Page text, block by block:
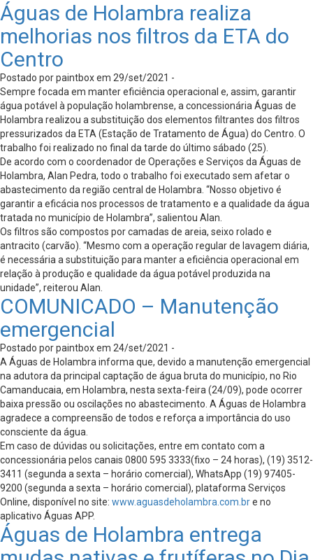
Águas de Holambra realiza
melhorias nos filtros da ETA do
Centro
Postado por paintbox em 29/set/2021 -
Sempre focada em manter eficiência operacional e, assim, garantir
água potável à população holambrense, a concessionária Águas de
Holambra realizou a substituição dos elementos filtrantes dos filtros
pressurizados da ETA (Estação de Tratamento de Água) do Centro. O
trabalho foi realizado no final da tarde do último sábado (25).
De acordo com o coordenador de Operações e Serviços da Águas de
Holambra, Alan Pedra, todo o trabalho foi executado sem afetar o
abastecimento da região central de Holambra. “Nosso objetivo é
garantir a eficácia nos processos de tratamento e a qualidade da água
tratada no município de Holambra”, salientou Alan.
Os filtros são compostos por camadas de areia, seixo rolado e
antracito (carvão). “Mesmo com a operação regular de lavagem diária,
é necessária a substituição para manter a eficiência operacional em
relação à produção e qualidade da água potável produzida na
unidade”, reiterou Alan.
COMUNICADO – Manutenção
emergencial
Postado por paintbox em 24/set/2021 -
A Águas de Holambra informa que, devido a manutenção emergencial
na adutora da principal captação de água bruta do município, no Rio
Camanducaia, em Holambra, nesta sexta-feira (24/09), pode ocorrer
baixa pressão ou oscilações no abastecimento. A Águas de Holambra
agradece a compreensão de todos e reforça a importância do uso
consciente da água.
Em caso de dúvidas ou solicitações, entre em contato com a
concessionária pelos canais 0800 595 3333(fixo – 24 horas), (19) 3512-
3411 (segunda a sexta – horário comercial), WhatsApp (19) 97405-
9200 (segunda a sexta – horário comercial), plataforma Serviços
Online, disponível no site: www.aguasdeholambra.com.bre no
aplicativo Águas APP.
Águas de Holambra entrega